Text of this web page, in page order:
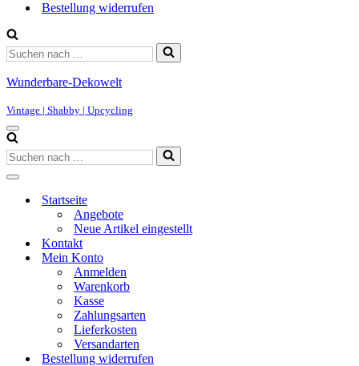
Bestellung widerrufen
Suchen
nach …
Wunderbare-Dekowelt
Vintage | Shabby | Upcycling
Navigationsmenü
Suchen
nach …
Navigationsmenü
Startseite
Angebote
Neue Artikel eingestellt
Kontakt
Mein Konto
Anmelden
Warenkorb
Kasse
Zahlungsarten
Lieferkosten
Versandarten
Bestellung widerrufen